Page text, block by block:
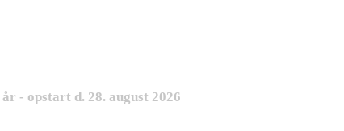
- opstart d. 28. august 2026